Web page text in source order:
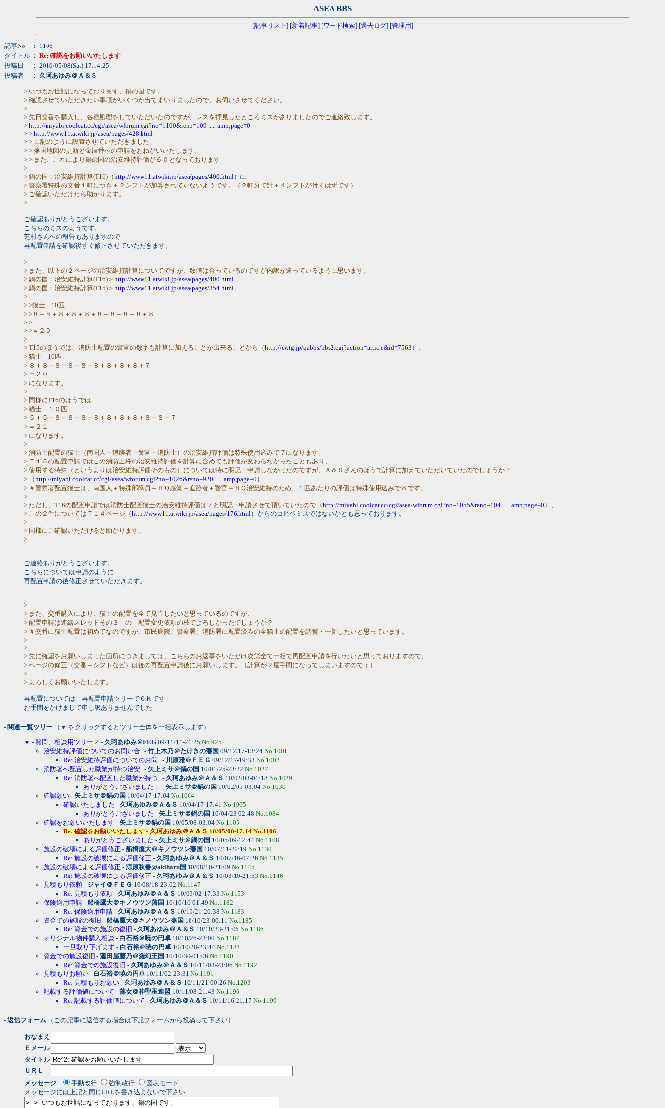
ASEA BBS
[記事リスト ] [新着記事] [ワード検索] [過去ログ] [管理用]
記事No
： 1106
タイトル ： Re: 確認をお願いいたします
投稿日
： 2010/05/08(Sat) 17:14:25
投稿者
： 久珂あゆみ＠Ａ＆Ｓ
> いつもお世話になっております、鍋の国です。
> 確認させていただきたい事項がいくつか出てまいりましたので、お伺いさせてください。
>
> 先日交番を購入し、各種処理をしていただいたのですが、レスを拝見したところミスがありましたのでご連絡致します。
> http://miyabi.coolcat.cc/cgi/asea/wforum.cgi?no=1100&reno=109 ..... amp;page=0
> > http://www11.atwiki.jp/asea/pages/428.html
> > 上記のように設置させていただきました。
> > 藩国地図の更新と金庫番への申請をおねがいいたします。
> > また、これにより鍋の国の治安維持評価が６０となっております
>
> 鍋の国：治安維持計算(T16)（http://www11.atwiki.jp/asea/pages/400.html ）に
> 警察署特殊の交番１軒につき＋２シフトが加算されていないようです。（２軒分で計＋４シフトが付くはずです）
> ご確認いただけたら助かります。
>
ご確認ありがとうございます。
こちらのミスのようです。
芝村さんへの報告もありますので
再配置申請を確認後すぐ修正させていただきます。
>
> また、以下の２ページの治安維持計算についてですが、数値は合っているのですが内訳が違っているように思います。
> 鍋の国：治安維持計算(T16)＞ http://www11.atwiki.jp/asea/pages/400.html
> 鍋の国：治安維持計算(T15)＞ http://www11.atwiki.jp/asea/pages/354.html
>
> >猫士 10匹
> >８＋８＋８＋８＋８＋８＋８＋８＋８＋８
> >
> >＝２０
>
> T15のほうでは、消防士配置の警官の数字も計算に加えることが出来ることから（http://cwtg.jp/qabbs/bbs2.cgi?action=article&id=7563 ）、
> 猫士 10匹
> ８＋８＋８＋８＋８＋８＋８＋８＋８＋７
> ＝２０
> になります。
>
> 同様にT16のほうでは
> 猫士 １０匹
> ５＋５＋８＋８＋８＋８＋８＋８＋８＋８＋８＋７
> ＝２１
> になります。
>
> 消防士配置の猫士（南国人＋追跡者＋警官＋消防士）の治安維持評価は特殊使用込みで７になります。
> Ｔ１５の配置申請ではこの消防士枠の治安維持評価を計算に含めても評価が変わらなかったこともあり、
> 使用する特殊（というよりは治安維持評価そのもの）については特に明記・申請しなかったのですが、Ａ＆Ｓさんのほうで計算に加えていただいていたのでしょうか？
> （http://miyabi.coolcat.cc/cgi/asea/wforum.cgi?no=1026&reno=920 ..... amp;page=0 ）
> ＃警察署配置猫士は、南国人＋特殊部隊員＋ＨＱ感覚＋追跡者＋警官＋ＨＱ治安維持のため、１匹あたりの評価は特殊使用込みで８です。
>
> ただし、T16の配置申請では消防士配置猫士の治安維持評価は７と明記・申請させて頂いていたので（http://miyabi.coolcat.cc/cgi/asea/wforum.cgi?no=1055&reno=104 ..... amp;page=0 ）、
> この２件についてはＴ１４ページ（http://www11.atwiki.jp/asea/pages/176.html ）からのコピペミスではないかとも思っております。
>
> 同様にご確認いただけると助かります。
>
ご連絡ありがとうございます。
こちらについては申請のように
再配置申請の後修正させていただきます。
>
> また、交番購入により、猫士の配置を全て見直したいと思っているのですが、
> 配置申請は連絡スレッドその３ の 配置変更依頼の枝でよろしかったでしょうか？
> ＃交番に猫士配置は初めてなのですが、市民病院、警察署、消防署に配置済みの全猫士の配置を調整・一新したいと思っています。
>
>
> 先に確認をお願いしました箇所につきましては、こちらのお返事をいただけ次第全て一括で再配置申請を行いたいと思っておりますので、
> ページの修正（交番＋シフトなど）は後の再配置申請後にお願いします。（計算が２度手間になってしまいますので；）
>
> よろしくお願いいたします。
再配置については 再配置申請ツリーでＯＫです
お手間をかけまして申し訳ありませんでした
- 関連一覧ツリー （▼ をクリックするとツリー全体を一括表示します）
▼ - 質問、相談用ツリー２ - 久珂あゆみ＠FEG 09/11/11-21:25 No.925
治安維持評価についてのお問い合.. - 竹上木乃＠たけきの藩国 09/12/17-13:24 No.1001
Re: 治安維持評価についてのお問.. - 川原雅＠ＦＥＧ 09/12/17-19:33 No.1002
消防署へ配置した職業が持つ治安.. - 矢上ミサ＠鍋の国 10/01/25-23:22 No.1027
Re: 消防署へ配置した職業が持つ.. - 久珂あゆみ＠Ａ＆Ｓ 10/02/03-01:18 No.1029
ありがとうございました！ - 矢上ミサ＠鍋の国 10/02/05-03:04 No.1030
確認願い - 矢上ミサ＠鍋の国 10/04/17-17:04 No.1064
確認いたしました - 久珂あゆみ＠Ａ＆Ｓ 10/04/17-17:41 No.1065
ありがとうございました - 矢上ミサ＠鍋の国 10/04/23-02:48 No.1084
確認をお願いいたします - 矢上ミサ＠鍋の国 10/05/08-03:04 No.1105
Re: 確認をお願いいたします - 久珂あゆみ＠Ａ＆Ｓ 10/05/08-17:14 No.1106
ありがとうございました - 矢上ミサ＠鍋の国 10/05/09-12:44 No.1108
施設の破壊による評価修正 - 船橋鷹大＠キノウツン藩国 10/07/11-22:19 No.1130
Re: 施設の破壊による評価修正 - 久珂あゆみ＠Ａ＆Ｓ 10/07/16-07:26 No.1135
施設の破壊による評価修正 - 涼原秋春@akiharu国 10/08/10-21:09 No.1145
Re: 施設の破壊による評価修正 - 久珂あゆみ＠Ａ＆Ｓ 10/08/10-21:53 No.1146
見積もり依頼 - ジャイ＠ＦＥＧ 10/08/18-23:02 No.1147
Re: 見積もり依頼 - 久珂あゆみ＠Ａ＆Ｓ 10/09/02-17:33 No.1153
保険適用申請 - 船橋鷹大＠キノウツン藩国 10/10/16-01:49 No.1182
Re: 保険適用申請 - 久珂あゆみ＠Ａ＆Ｓ 10/10/21-20:38 No.1183
資金での施設の復旧 - 船橋鷹大＠キノウツン藩国 10/10/23-00:11 No.1185
Re: 資金での施設の復旧 - 久珂あゆみ＠Ａ＆Ｓ 10/10/23-21:05 No.1186
オリジナル物件購入相談 - 白石裕＠暁の円卓 10/10/26-23:00 No.1187
一旦取り下げます - 白石裕＠暁の円卓 10/10/28-23:44 No.1188
資金での施設復旧 - 蓮田屋藤乃＠羅幻王国 10/10/30-01:06 No.1190
Re: 資金での施設復旧 - 久珂あゆみ＠Ａ＆Ｓ 10/11/03-23:06 No.1192
見積もりお願い - 白石裕＠暁の円卓 10/11/02-23:31 No.1191
Re: 見積もりお願い - 久珂あゆみ＠Ａ＆Ｓ 10/11/21-00:26 No.1203
記載する評価値について - 藻女＠神聖巫連盟 10/11/08-21:43 No.1196
Re: 記載する評価値について - 久珂あゆみ＠Ａ＆Ｓ 10/11/16-21:17 No.1199
- 返信フォーム （この記事に返信する場合は下記フォームから投稿して下さい）
おなまえ
Ｅメール
タイトル
ＵＲＬ
メッセージ
手動改行 強制改行
図表モード
メッセージには上記と同じURLを書き込まないで下さい